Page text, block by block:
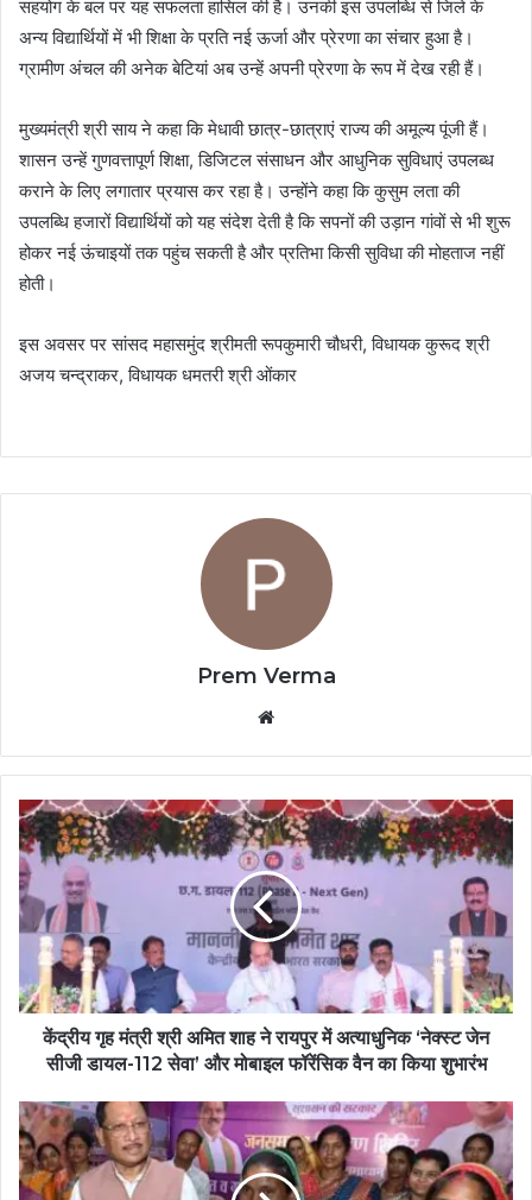
सहयोग के बल पर यह सफलता हासिल की है। उनकी इस उपलब्धि से जिले के
अन्य विद्यार्थियों में भी शिक्षा के प्रति नई ऊर्जा और प्रेरणा का संचार हुआ है।
ग्रामीण अंचल की अनेक बेटियां अब उन्हें अपनी प्रेरणा के रूप में देख रही हैं।
मुख्यमंत्री श्री साय ने कहा कि मेधावी छात्र-छात्राएं राज्य की अमूल्य पूंजी हैं।
शासन उन्हें गुणवत्तापूर्ण शिक्षा, डिजिटल संसाधन और आधुनिक सुविधाएं उपलब्ध
कराने के लिए लगातार प्रयास कर रहा है। उन्होंने कहा कि कुसुम लता की
उपलब्धि हजारों विद्यार्थियों को यह संदेश देती है कि सपनों की उड़ान गांवों से भी शुरू
होकर नई ऊंचाइयों तक पहुंच सकती है और प्रतिभा किसी सुविधा की मोहताज नहीं
होती।
इस अवसर पर सांसद महासमुंद श्रीमती रूपकुमारी चौधरी, विधायक कुरूद श्री
अजय चन्द्राकर, विधायक धमतरी श्री ओंकार
Prem Verma
केंद्रीय गृह मंत्री श्री अमित शाह ने रायपुर में अत्याधुनिक ‘नेक्स्ट जेन
सीजी डायल-112 सेवा’ और मोबाइल फॉरेंसिक वैन का किया शुभारंभ